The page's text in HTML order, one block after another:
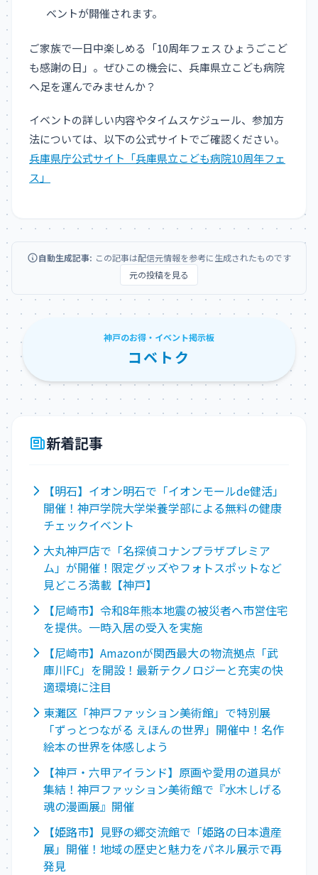
ベントが開催されます。
ご家族で一日中楽しめる「10周年フェス ひょうごこど
も感謝の日」。ぜひこの機会に、兵庫県立こども病院
へ足を運んでみませんか？
イベントの詳しい内容やタイムスケジュール、参加方
法については、以下の公式サイトでご確認ください。
兵庫県庁公式サイト「兵庫県立こども病院10周年フェ
ス」
自動生成記事: この記事は配信元情報を参考に生成されたものです
元の投稿を見る
神戸のお得・イベント掲示板
コベトク
新着記事
【明石】イオン明石で「イオンモールde健活」
開催！神戸学院大学栄養学部による無料の健康
チェックイベント
大丸神戸店で「名探偵コナンプラザプレミア
ム」が開催！限定グッズやフォトスポットなど
見どころ満載【神戸】
【尼崎市】令和8年熊本地震の被災者へ市営住宅
を提供。一時入居の受入を実施
【尼崎市】Amazonが関西最大の物流拠点「武
庫川FC」を開設！最新テクノロジーと充実の快
適環境に注目
東灘区「神戸ファッション美術館」で特別展
「ずっとつながる えほんの世界」開催中！名作
絵本の世界を体感しよう
【神戸・六甲アイランド】原画や愛用の道具が
集結！神戸ファッション美術館で『水木しげる
魂の漫画展』開催
【姫路市】見野の郷交流館で「姫路の日本遺産
展」開催！地域の歴史と魅力をパネル展示で再
発見